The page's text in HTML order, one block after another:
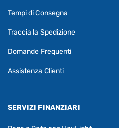
Tempi di Consegna
Traccia la Spedizione
Domande Frequenti
Assistenza Clienti
SERVIZI FINANZIARI